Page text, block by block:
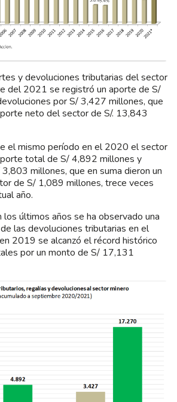
y devoluciones tributarias del sector
del 2021 se registró un aporte de S/
por S/ 3,427 millones, que
neto del sector de S/. 13,843
el mismo período en el 2020 el sector
total de S/ 4,892 millones y
millones, que en suma dieron un
de S/ 1,089 millones, trece veces
año.
los últimos años se ha observado una
las devoluciones tributarias en el
2019 se alcanzó el récord histórico
por un monto de S/ 17,131